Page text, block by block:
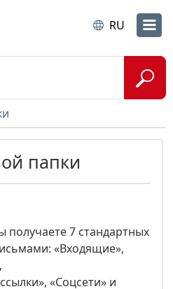
RU
папки
получаете 7 стандартных
«Входящие»,
«Соцсети» и